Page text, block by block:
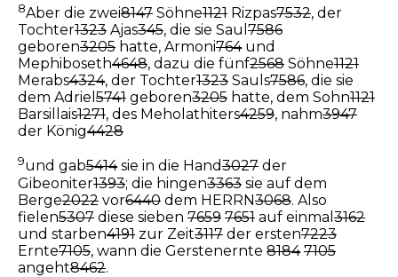
8Aber die zwei8147 Söhne1121 Rizpas7532, der
Tochter1323 Ajas345, die sie Saul 7586
geboren3205 hatte, Armoni764und
Mephiboseth4648, dazu die fünf2568 Söhne1121
Merabs4324, der Tochter1323 Sauls7586, die sie
dem Adriel 5741 geboren3205 hatte, dem Sohn1121
Barsillais1271, des Meholathiters4259, nahm3947
der König4428
9und gab5414sie in die Hand3027 der
Gibeoniter1393; die hingen3363 sie auf dem
Berge2022 vor6440 dem HERRN3068. Also
fielen5307 diese sieben 7659 7651 auf einmal 3162
und starben4191 zur Zeit3117 der ersten7223
Ernte7105, wann die Gerstenernte 8184 7105
angeht8462.